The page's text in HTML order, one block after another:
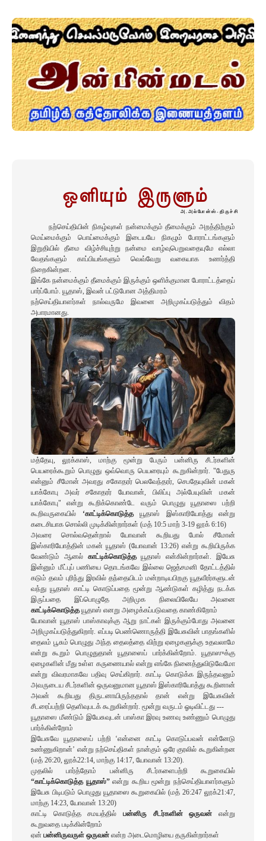
ஒளியும் இருளும்
அ.அல்போன்ஸ்-திருச்சி
நற்செய்தியின் நிகழ்வுகள் நன்மைக்கும் தீமைக்கும் அறத்திற்கும்
மெய்மைக்கும் பொய்மைக்கும் இடையயே நிகழும் போராட்டங்களும்
இறுதியில் தீமை விழ்ச்சியுற்று நன்மை வாழ்வுபெறுவதையுமே எல்லா
வேதங்களும் காப்பியங்களும் வெவ்வேறு வகையாக உணர்த்தி
நிறைகின்றன.
இங்கே நன்மைக்கும் தீமைக்கும் இருக்கும் ஒளிக்குமான போராட்டத்தைப்
பார்ப்போம். யூதாஸ், இவன் பட்டுபோன அத்திமரம்
நற்செய்தியாளர்கள் நால்வருமே இவனை அறிமுகப்படுத்தும் விதம்
அபாரமானது.
மத்தேயு, லூக்காஸ், மாற்கு மூன்று பேரும் பன்னிரு சீடர்களின்
பெயரைக்கூறும் பொழுது ஒவ்வொரு பெயரையும் கூறுகின்றார். "பேதுரு
என்னும் சீமோன் அவரது சகோதரர் பெலவேந்தரர், செபதேயுவின் மகன்
யாக்கோபு அவர் சகோதரர் யோவான், பிலிப்பு அல்பேயுவின் மகன்
யாக்கோபு" என்று கூறிக்கொண்டே வரும் பொழுது யூதாஸை பற்றி
கூறிவருகையில்
‘காட்டிக்கொடுத்த யூதாஸ் இஸ்காரியோத்து என்று
கடைசியாக சொல்லி முடிக்கின்றார்கள் (மத் 10:5 மாற் 3-19 லூக் 6:16)
அவரை சொல்வதென்றால் யோவான் கூறியது போல் சீமோன்
இஸ்காரியோத்தின் மகன் யூதாஸ் (யோவான் 13:26) என்று கூறியிருக்க
வேண்டும் ஆனல் காட்டிக்கொடுத்தயூதாஸ் என்கின்றார்கள். இயேசு
இன்னும் மீட்புப் பணியை தொடங்கவே இல்லை ஜெத்சமனி தோட்டத்தில்
கடும் தவம் புரிந்து இரவில் தந்தையிடம் மன்றாடியபிறகு யூதவீரர்களுடன்
வந்து யூதாஸ் காட்டி கொடுப்பதை மூன்று ஆண்டுகள் கழித்து நடக்க
இருப்பதை இப்பொழுதே அறிமுக நிலையிலேயே அவனை
காட்டிக்கொடுத்தயூதாஸ் எனறு அழைக்கப்படுவதை காண்கிறோம்
யோவான் யூதாஸ் பாஸ்காவுக்கு ஆறு நாட்கள் இருக்கும்போது அவனை
அறிமுகப்படுத்துகிறார். எப்படி பெண்ணொருத்தி இயேசுவின் பாதங்களில்
தைலம் பூசும் பொழுது அந்த தைலத்தை விற்று ஏழைகளுக்கு உதவலாமே
என்று கூறும் பொழுதுதான் யூதாஸைப் பார்க்கின்றோம். யூதாஸுக்கு
ஏழைகளின் மீது உள்ள கருணையால் என்று எங்கே நினைத்துவிடுவேமோ
என்று விவரமாகவே பதிவு செய்கிறார். காட்டி கொடுக்க இருந்தவனும்
அவருடைய சீடர்களின் ஒருவனுமான யூதாஸ் இஸ்காரியோத்து கூறினான்
அவன் கூறியது திருடனாயிருந்ததால் தான் என்று இயேசுவின்
சீடரைப்பற்றி தெளிவுபடக் கூறுகின்றார். மூன்று வருடம் ஓடிவிட்டது ---
யூதாஸை மீண்டும் இயேசுவுடன் பாஸ்கா இரவு உணவு உண்ணும் பொழுது
பார்க்கின்றோம்
இயேசுவே யூதாஸைப் பற்றி ‘என்னை காட்டி கொடுப்பவன் என்னேடு
உண்ணுகிறான்’ என்று நற்செய்திகள் நான்கும் ஒரே குரலில் கூறுகின்றன
(மத் 26:20, லூக்22:14, மாற்கு 14:17, யோவான் 13:20).
முதலில் பார்த்தோம் பன்னிரு சீடர்களைபற்றி கூறுகையில்
“காட்டிக்கொடுத்த யூதாஸ்”என்று கூறிய மூன்று நற்செய்தியாளர்களும்
இயேசு பிடிபடும் பொழுது யூதாஸை கூறுகையில் (மத் 26:247 லூக்21:47,
மாற்கு 14:23, யோவான் 13:20)
காட்டி கொடுத்த சமயத்தில் பன்னிரு சீடர்களின் ஒருவன் என்று
கூறுவதை படிக்கின்றோம்
ஏன் பன்னிருவருள் ஒருவன் என்ற அடைமொழியை தருகின்றார்கள்